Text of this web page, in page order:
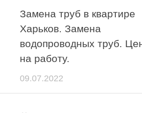
Замена труб в квартире
Харьков. Замена
водопроводных труб.
на работу.
09.07.2022